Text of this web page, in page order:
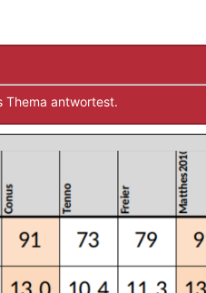
Thema antwortest.